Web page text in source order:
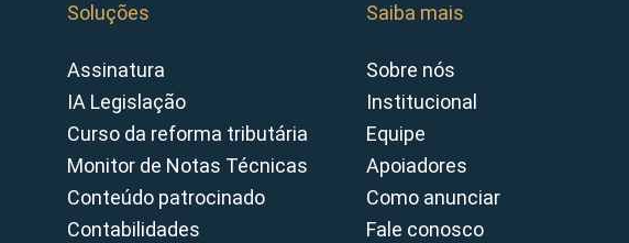
Soluções
Assinatura
IA Legislação
Curso da reforma tributária
Monitor de Notas Técnicas
Conteúdo patrocinado
Contabilidades
Saiba mais
Sobre nós
Institucional
Equipe
Apoiadores
Como anunciar
Fale conosco